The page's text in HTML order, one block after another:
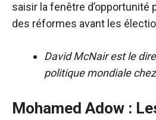
saisir la fenêtre d’opportunité
des réformes avant les
David McNair est le
politique mondiale chez
Mohamed Adow :